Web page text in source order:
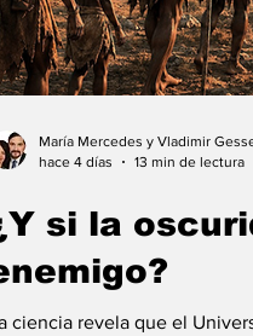
si la
ciencia revela que el
María Mercedes y Vladimir
hace 4 días
13 min de lectura